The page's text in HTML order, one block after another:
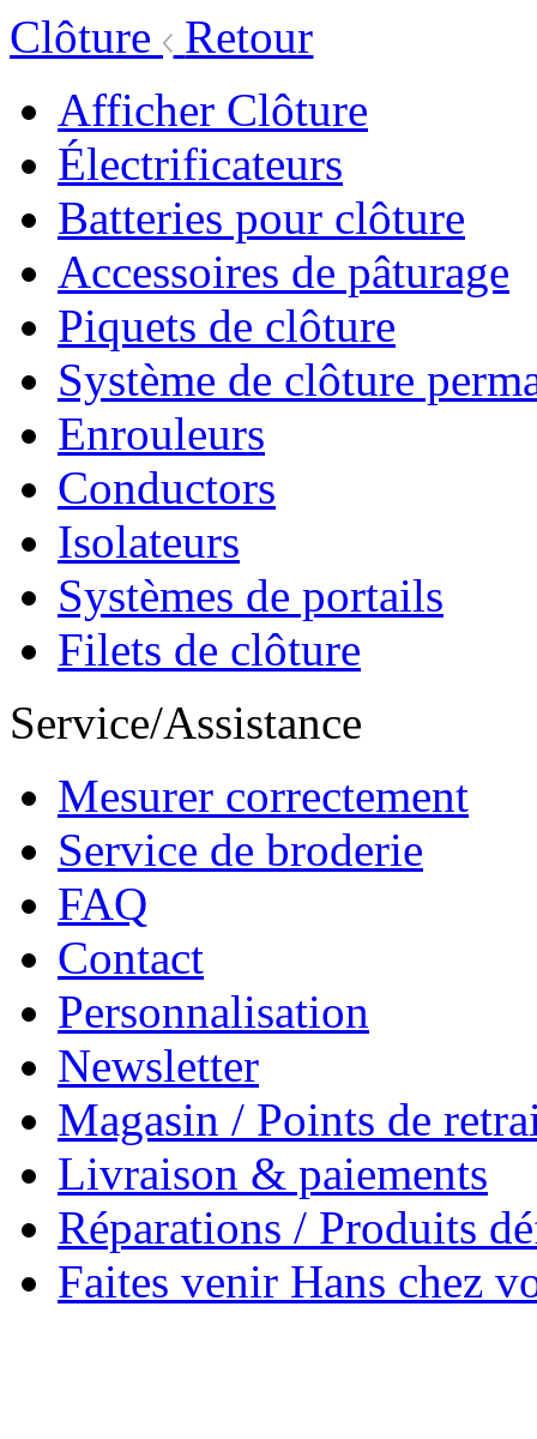
Clôture
Retour
Afficher Clôture
Électrificateurs
Batteries pour clôture
Accessoires de pâturage
Piquets de clôture
Système de clôture
Enrouleurs
Conductors
Isolateurs
Systèmes de portails
Filets de clôture
Service/Assistance
Mesurer correctement
Service de broderie
FAQ
Contact
Personnalisation
Newsletter
Magasin / Points de
Livraison & paiements
Réparations / Produits
Faites venir Hans chez